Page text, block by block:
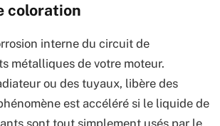
coloration
interne du circuit de
métalliques de votre moteur.
ou des tuyaux, libère des
est accéléré si le liquide de